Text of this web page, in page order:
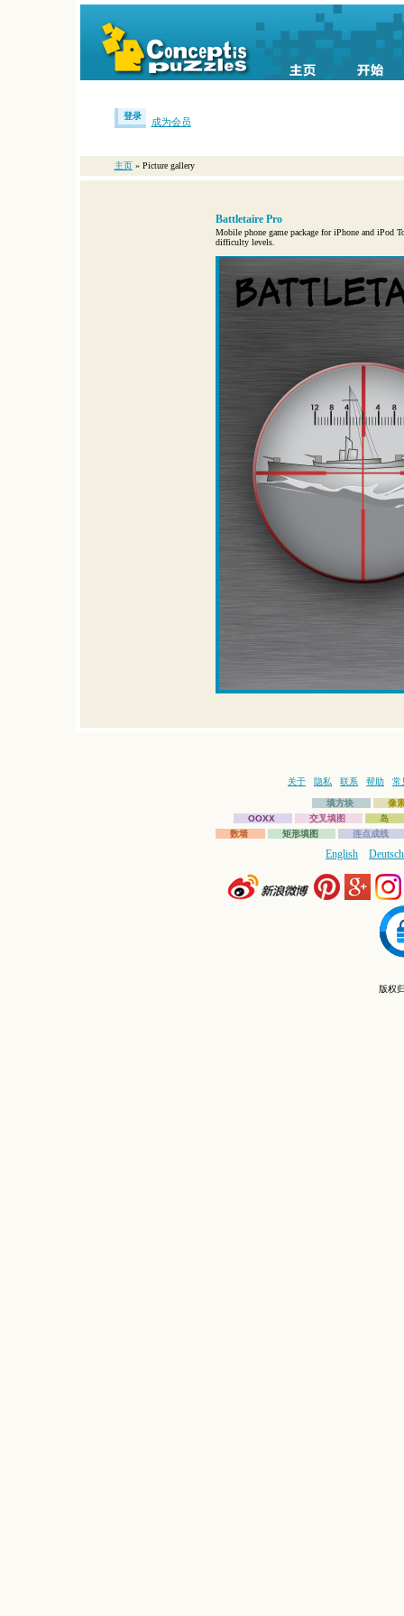
登录
成为会员
主页 » Picture gallery
Battletaire Pro
Mobile phone game package for iPhone and iPod
difficulty levels.
关于 隐私 联系 帮助 常
填方块
像
OOXX
交叉填图
岛
数墙
矩形填图 连点成线
English Deutsch
版权